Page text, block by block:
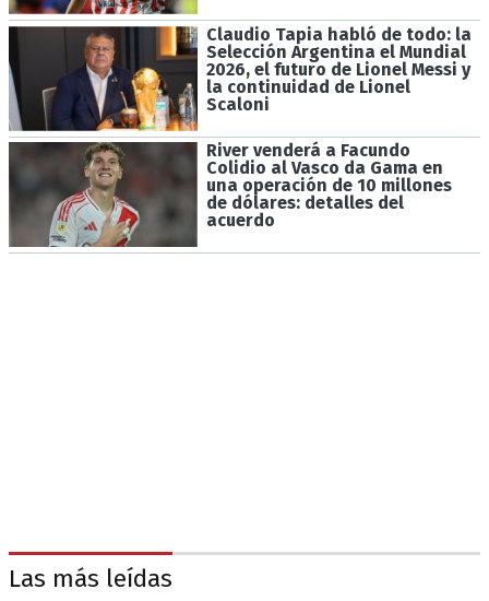
Claudio Tapia habló de todo: la
Selección Argentina el Mundial
2026, el futuro de Lionel Messi y
la continuidad de Lionel
Scaloni
River venderá a Facundo
Colidio al Vasco da Gama en
una operación de 10 millones
de dólares: detalles del
acuerdo
Las más leídas